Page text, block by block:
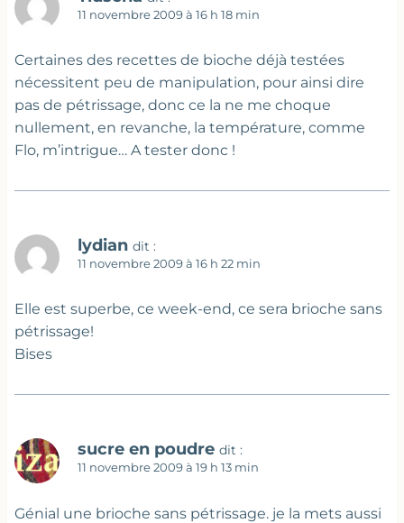
11 novembre 2009 à 16 h 18 min
Certaines des recettes de bioche déjà testées
nécessitent peu de manipulation, pour ainsi dire
pas de pétrissage, donc ce la ne me choque
nullement, en revanche, la température, comme
Flo, m’intrigue… A tester donc !
lydian dit :
11 novembre 2009 à 16 h 22 min
Elle est superbe, ce week-end, ce sera brioche sans
pétrissage!
Bises
sucre en poudre dit :
11 novembre 2009 à 19 h 13 min
Génial une brioche sans pétrissage. je la mets aussi